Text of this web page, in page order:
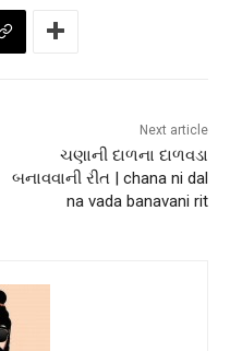
Next article
ચણાની દાળના દાળવડા
બનાવવાની રીત | chana ni dal
na vada banavani rit